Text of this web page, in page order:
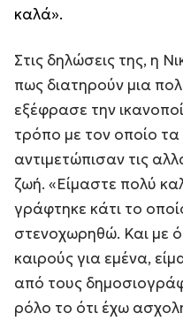
καλά».
Στις δηλώσεις της, η
πως διατηρούν μια
εξέφρασε την
τρόπο με τον οποίο
αντιμετώπισαν τις
ζωή. «Είμαστε πολύ
γράφτηκε κάτι το
στενοχωρηθώ. Και με
καιρούς για εμένα,
από τους
ρόλο το ότι έχω